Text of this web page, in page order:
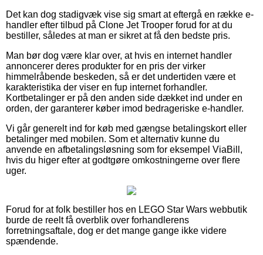
Det kan dog stadigvæk vise sig smart at eftergå en række e-
handler efter tilbud på Clone Jet Trooper forud for at du
bestiller, således at man er sikret at få den bedste pris.
Man bør dog være klar over, at hvis en internet handler
annoncerer deres produkter for en pris der virker
himmelråbende beskeden, så er det undertiden være et
karakteristika der viser en fup internet forhandler.
Kortbetalinger er på den anden side dækket ind under en
orden, der garanterer køber imod bedrageriske e-handler.
Vi går generelt ind for køb med gængse betalingskort eller
betalinger med mobilen. Som et alternativ kunne du
anvende en afbetalingsløsning som for eksempel ViaBill,
hvis du higer efter at godtgøre omkostningerne over flere
uger.
Forud for at folk bestiller hos en LEGO Star Wars webbutik
burde de reelt få overblik over forhandlerens
forretningsaftale, dog er det mange gange ikke videre
spændende.